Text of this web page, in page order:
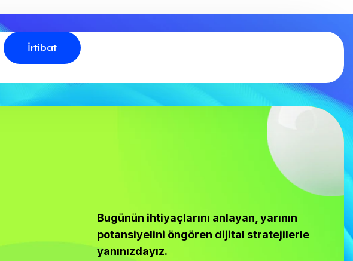
İrtibat
Bugünün ihtiyaçlarını anlayan, yarının
potansiyelini öngören dijital stratejilerle
yanınızdayız.